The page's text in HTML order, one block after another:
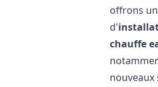
offrons
d'
chauffe
nouveaux